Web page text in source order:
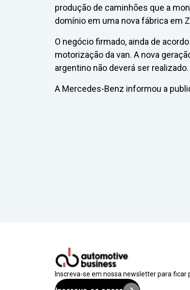
produção de caminhões que a
domínio em uma nova fábrica em
O negócio firmado, ainda de
motorização da van. A nova
argentino não deverá ser realizado.
A Mercedes-Benz informou a
Inscreva-se em nossa newsletter para ficar